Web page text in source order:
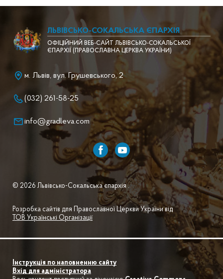
ЛЬВІВСЬКО-СОКАЛЬСЬКА ЄПАРХІЯ
ОФІЦІЙНИЙ ВЕБ-САЙТ ЛЬВІВСЬКО-СОКАЛЬСЬКОЇ
ЄПАРХІЇ (ПРАВОСЛАВНА ЦЕРКВА УКРАЇНИ)
м. Львів, вул. Грушевського, 2
(032) 261-58-25
info@gradleva.com
© 2026 Львівсько-Сокальська єпархія .
Розробка сайтів для Православної Церкви України від
ТОВ Українські Організації
Інструкція по наповненню сайту
Вхід для адміністратора